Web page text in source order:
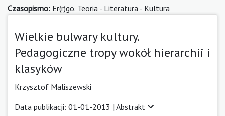
Czasopismo: Er(r)go. Teoria - Literatura - Kultura
Wielkie bulwary kultury.
Pedagogiczne tropy wokół hierarchii i
klasyków
Krzysztof Maliszewski
Data publikacji: 01-01-2013 | Abstrakt